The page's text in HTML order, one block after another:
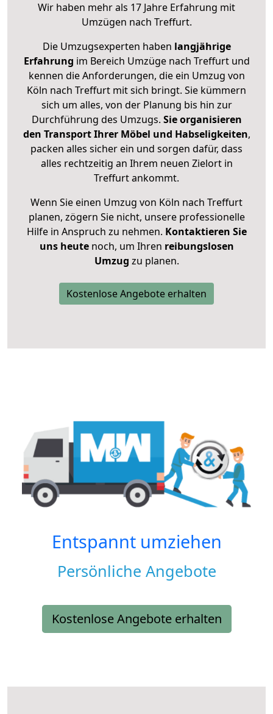
Wir haben mehr als 17 Jahre Erfahrung mit
Umzügen nach Treffurt.
Die Umzugsexperten haben langjährige
Erfahrung im Bereich Umzüge nach Treffurt und
kennen die Anforderungen, die ein Umzug von
Köln nach Treffurt mit sich bringt. Sie kümmern
sich um alles, von der Planung bis hin zur
Durchführung des Umzugs. Sie organisieren
den Transport Ihrer Möbel und Habseligkeiten,
packen alles sicher ein und sorgen dafür, dass
alles rechtzeitig an Ihrem neuen Zielort in
Treffurt ankommt.
Wenn Sie einen Umzug von Köln nach Treffurt
planen, zögern Sie nicht, unsere professionelle
Hilfe in Anspruch zu nehmen. Kontaktieren Sie
uns heutenoch, um Ihren reibungslosen
Umzug zu planen.
Kostenlose Angebote erhalten
Entspannt umziehen
Persönliche Angebote
Kostenlose Angebote erhalten